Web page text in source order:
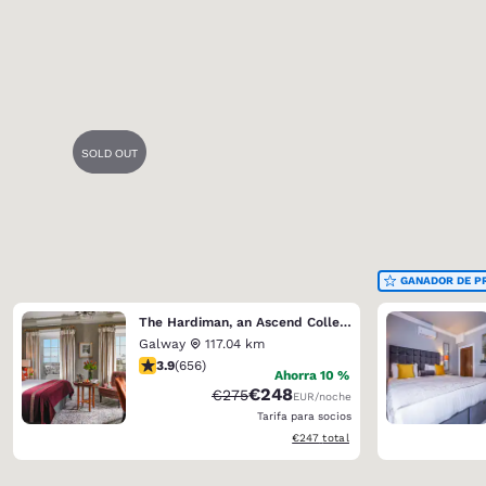
The Hardiman, an Ascend Collection Hotel
Galway
117.04 km
Calificación de 3.88 estrellas. Bueno. 656 reseñas
3.9(656)
Ahorra 10 %
Tarifa tachada:
€275Tarifa reducida:
€248EUR/noche
Tarifa para socios
Ver detalles totales estimados
€247 total
GANADOR DE